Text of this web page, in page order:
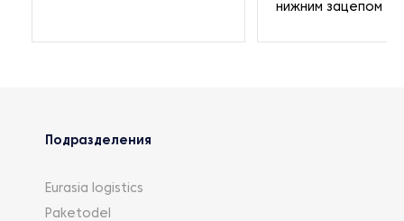
нижним зацепом
Подразделения
Eurasia logistics
Paketodel